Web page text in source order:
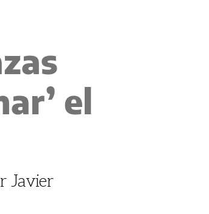
el
Javier